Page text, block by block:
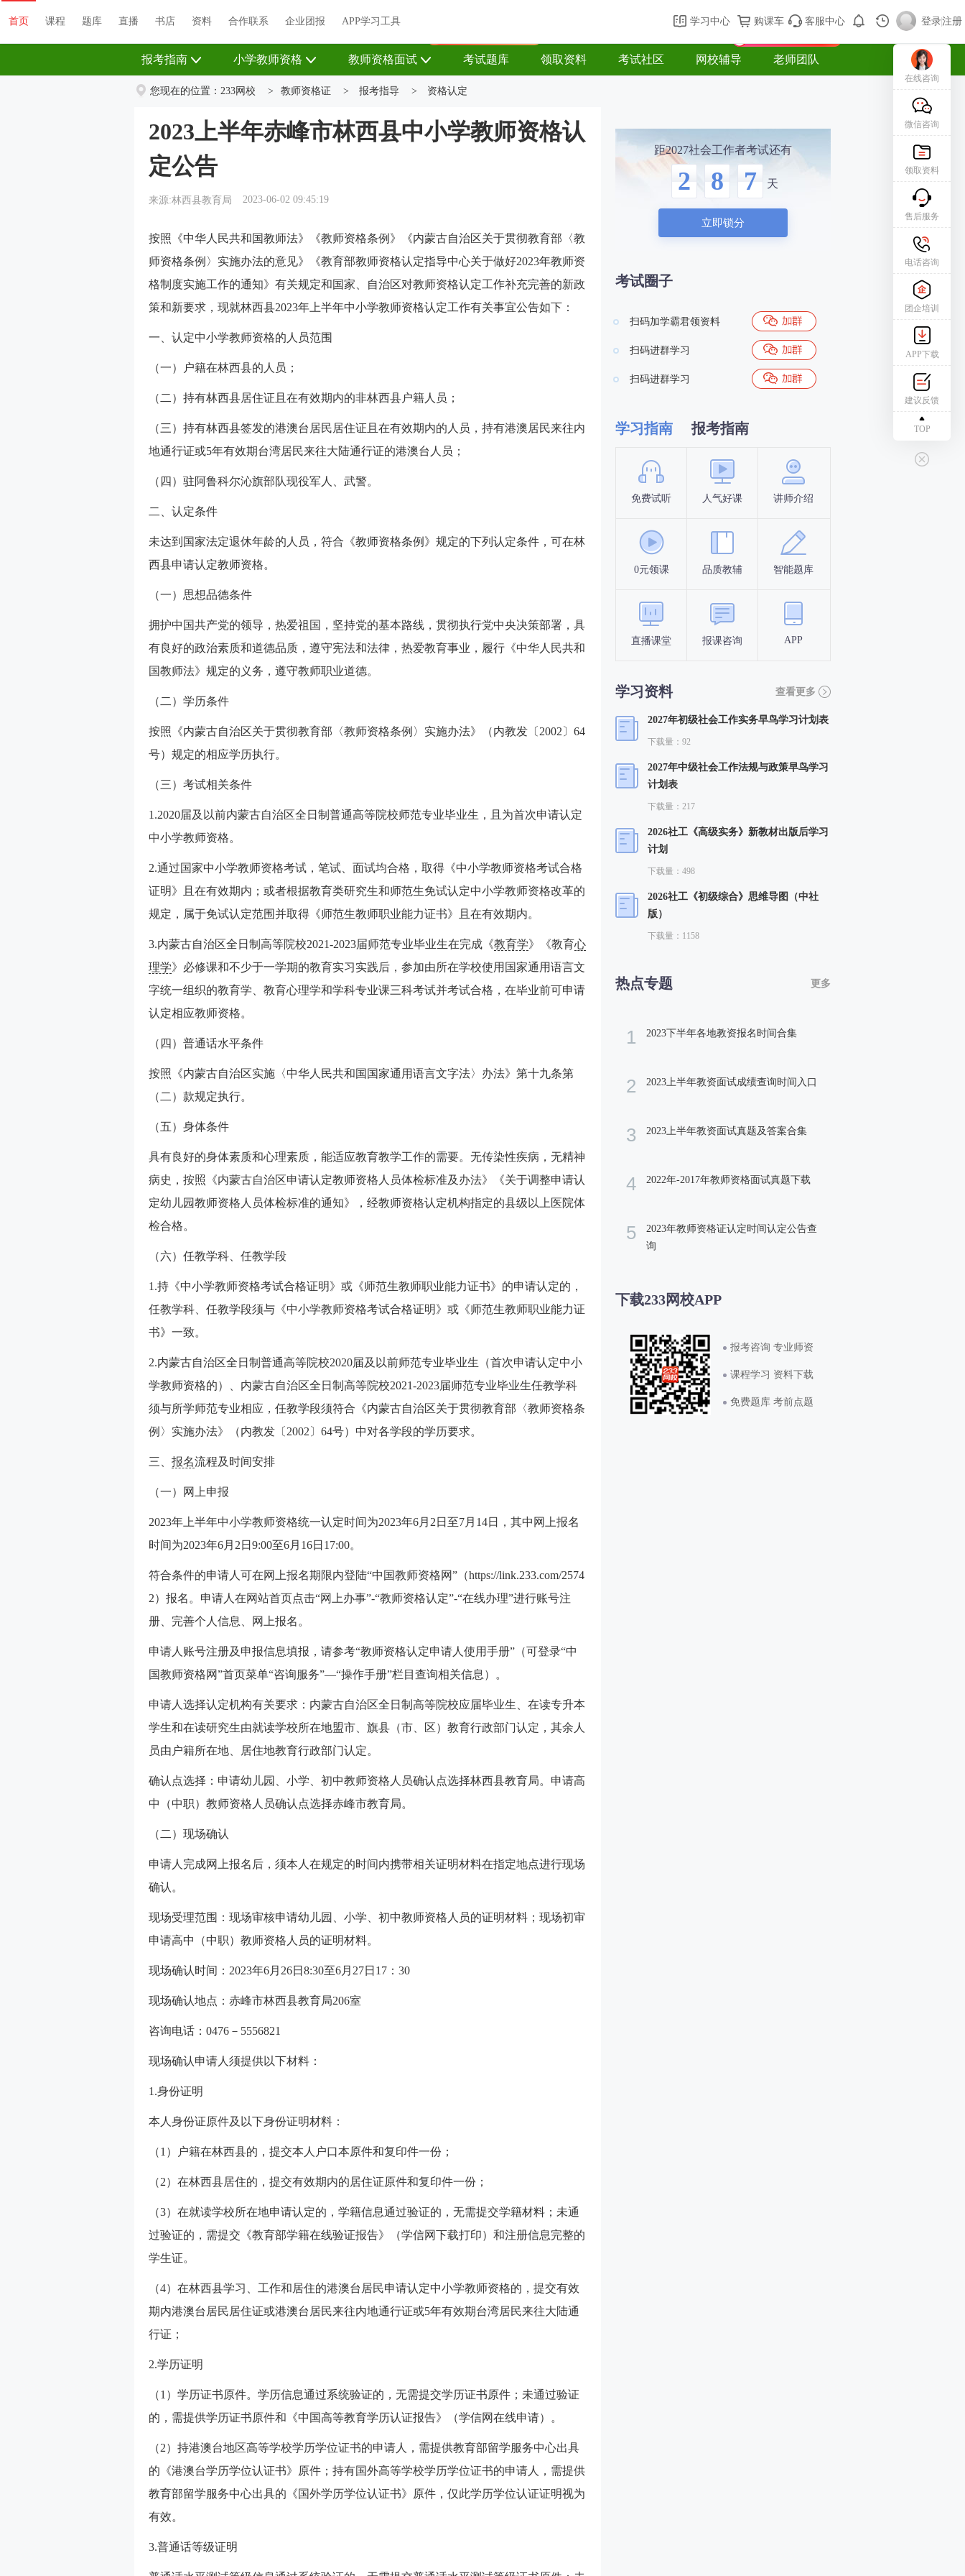
首页 课程 题库 直播 书店 资料 合作联系 企业团报 APP学习工具 学习中心 购课车 客服中心 登录|注册
首页 课程 题库 直播 书店 资料 关于我们 帮助中心 购课车 登录/注册
报考指南 小学教师资格 教师资格面试 考试题库 领取资料 考试社区 网校辅导 老师团队
您现在的位置： 233网校 > 教师资格证 > 报考指导 > 资格认定
2023上半年赤峰市林西县中小学教师资格认
定公告
来源:林西县教育局 2023-06-02 09:45:19
按照《中华人民共和国教师法》《教师资格条例》《内蒙古自治区关于贯彻教育部〈教
师资格条例〉实施办法的意见》《教育部教师资格认定指导中心关于做好2023年教师资
格制度实施工作的通知》有关规定和国家、自治区对教师资格认定工作补充完善的新政
策和新要求，现就林西县2023年上半年中小学教师资格认定工作有关事宜公告如下：
一、认定中小学教师资格的人员范围
（一）户籍在林西县的人员；
（二）持有林西县居住证且在有效期内的非林西县户籍人员；
（三）持有林西县签发的港澳台居民居住证且在有效期内的人员，持有港澳居民来往内
地通行证或5年有效期台湾居民来往大陆通行证的港澳台人员；
（四）驻阿鲁科尔沁旗部队现役军人、武警。
二、认定条件
未达到国家法定退休年龄的人员，符合《教师资格条例》规定的下列认定条件，可在林
西县申请认定教师资格。
（一）思想品德条件
拥护中国共产党的领导，热爱祖国，坚持党的基本路线，贯彻执行党中央决策部署，具
有良好的政治素质和道德品质，遵守宪法和法律，热爱教育事业，履行《中华人民共和
国教师法》规定的义务，遵守教师职业道德。
（二）学历条件
按照《内蒙古自治区关于贯彻教育部〈教师资格条例〉实施办法》（内教发〔2002〕64
号）规定的相应学历执行。
（三）考试相关条件
1.2020届及以前内蒙古自治区全日制普通高等院校师范专业毕业生，且为首次申请认定
中小学教师资格。
2.通过国家中小学教师资格考试，笔试、面试均合格，取得《中小学教师资格考试合格
证明》且在有效期内；或者根据教育类研究生和师范生免试认定中小学教师资格改革的
规定，属于免试认定范围并取得《师范生教师职业能力证书》且在有效期内。
3.内蒙古自治区全日制高等院校2021-2023届师范专业毕业生在完成《教育学》《教育心
理学》必修课和不少于一学期的教育实习实践后，参加由所在学校使用国家通用语言文
字统一组织的教育学、教育心理学和学科专业课三科考试并考试合格，在毕业前可申请
认定相应教师资格。
（四）普通话水平条件
按照《内蒙古自治区实施〈中华人民共和国国家通用语言文字法〉办法》第十九条第
（二）款规定执行。
（五）身体条件
具有良好的身体素质和心理素质，能适应教育教学工作的需要。无传染性疾病，无精神
病史，按照《内蒙古自治区申请认定教师资格人员体检标准及办法》《关于调整申请认
定幼儿园教师资格人员体检标准的通知》，经教师资格认定机构指定的县级以上医院体
检合格。
（六）任教学科、任教学段
1.持《中小学教师资格考试合格证明》或《师范生教师职业能力证书》的申请认定的，
任教学科、任教学段须与《中小学教师资格考试合格证明》或《师范生教师职业能力证
书》一致。
2.内蒙古自治区全日制普通高等院校2020届及以前师范专业毕业生（首次申请认定中小
学教师资格的）、内蒙古自治区全日制高等院校2021-2023届师范专业毕业生任教学科
须与所学师范专业相应，任教学段须符合《内蒙古自治区关于贯彻教育部〈教师资格条
例〉实施办法》（内教发〔2002〕64号）中对各学段的学历要求。
三、 报名流程及时间安排
（一）网上申报
2023年上半年中小学教师资格统一认定时间为2023年6月2日至7月14日，其中网上报名
时间为2023年6月2日9:00至6月16日17:00。
符合条件的申请人可在网上报名期限内登陆“中国教师资格网”（https://link.233.com/2574
2）报名。申请人在网站首页点击“网上办事”-“教师资格认定”-“在线办理”进行账号注
册、完善个人信息、网上报名。
申请人账号注册及申报信息填报，请参考“教师资格认定申请人使用手册”（可登录“中
国教师资格网”首页菜单“咨询服务”—“操作手册”栏目查询相关信息）。
申请人选择认定机构有关要求：内蒙古自治区全日制高等院校应届毕业生、在读专升本
学生和在读研究生由就读学校所在地盟市、旗县（市、区）教育行政部门认定，其余人
员由户籍所在地、居住地教育行政部门认定。
确认点选择：申请幼儿园、小学、初中教师资格人员确认点选择林西县教育局。申请高
中（中职）教师资格人员确认点选择赤峰市教育局。
（二）现场确认
申请人完成网上报名后，须本人在规定的时间内携带相关证明材料在指定地点进行现场
确认。
现场受理范围：现场审核申请幼儿园、小学、初中教师资格人员的证明材料；现场初审
申请高中（中职）教师资格人员的证明材料。
现场确认时间：2023年6月26日8:30至6月27日17：30
现场确认地点：赤峰市林西县教育局206室
咨询电话：0476－5556821
现场确认申请人须提供以下材料：
1.身份证明
本人身份证原件及以下身份证明材料：
（1）户籍在林西县的，提交本人户口本原件和复印件一份；
（2）在林西县居住的，提交有效期内的居住证原件和复印件一份；
（3）在就读学校所在地申请认定的，学籍信息通过验证的，无需提交学籍材料；未通
过验证的，需提交《教育部学籍在线验证报告》（学信网下载打印）和注册信息完整的
学生证。
（4）在林西县学习、工作和居住的港澳台居民申请认定中小学教师资格的，提交有效
期内港澳台居民居住证或港澳台居民来往内地通行证或5年有效期台湾居民来往大陆通
行证；
2.学历证明
（1）学历证书原件。学历信息通过系统验证的，无需提交学历证书原件；未通过验证
的，需提供学历证书原件和《中国高等教育学历认证报告》（学信网在线申请）。
（2）持港澳台地区高等学校学历学位证书的申请人，需提供教育部留学服务中心出具
的《港澳台学历学位认证书》原件；持有国外高等学校学历学位证书的申请人，需提供
教育部留学服务中心出具的《国外学历学位认证书》原件，仅此学历学位认证证明视为
有效。
3.普通话等级证明
距2027社会工作者考试还有
2 8 7 天
立即锁分
考试圈子
扫码加学霸君领资料
扫码进群学习
扫码进群学习
学习指南 报考指南
免费试听 人气好课 讲师介绍
0元领课 品质教辅 智能题库
直播课堂 报课咨询 APP
学习资料 查看更多
2027年初级社会工作实务早鸟学习计划表
下载量：92
2027年中级社会工作法规与政策早鸟学习
计划表
下载量：217
2026社工《高级实务》新教材出版后学习
计划
下载量：498
2026社工《初级综合》思维导图（中社
版）
下载量：1158
热点专题 更多
1 2023下半年各地教资报名时间合集
2 2023上半年教资面试成绩查询时间入口
3 2023上半年教资面试真题及答案合集
4 2022年-2017年教师资格面试真题下载
5
2023年教师资格证认定时间认定公告查
询
下载233网校APP
报考咨询 专业师资
课程学习 资料下载
免费题库 考前点题
在线咨询
微信咨询
领取资料
售后服务
电话咨询
团企培训
APP下载
建议反馈
TOP